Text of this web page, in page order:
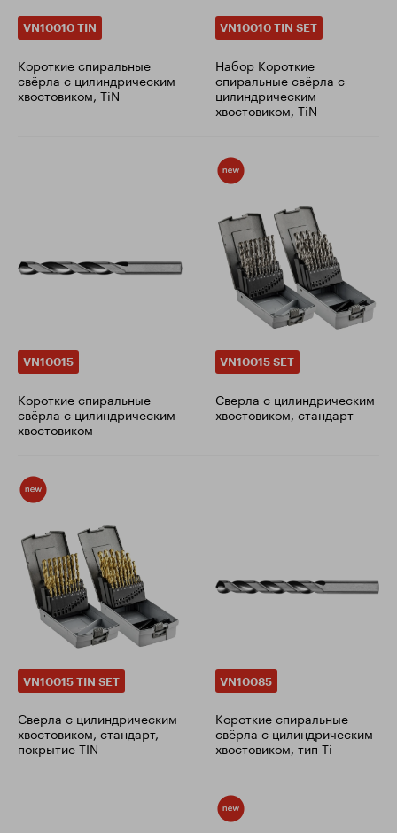
VN10010 TIN
Короткие спиральные
свёрла с цилиндрическим
хвостовиком, TiN
VN10010 TIN SET
Набор Короткие
спиральные свёрла с
цилиндрическим
хвостовиком, TiN
VN10015
Короткие спиральные
свёрла с цилиндрическим
хвостовиком
VN10015 SET
Сверла с цилиндрическим
хвостовиком, стандарт
VN10015 TIN SET
Сверла с цилиндрическим
хвостовиком, стандарт,
покрытие TIN
VN10085
Короткие спиральные
свёрла с цилиндрическим
хвостовиком, тип Ti